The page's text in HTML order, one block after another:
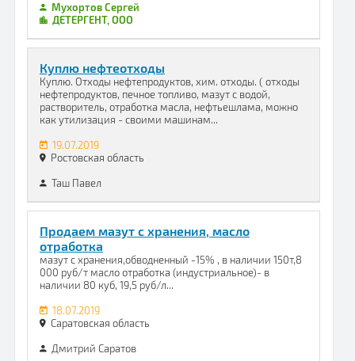
Мухортов Сергей
ДЕТЕРГЕНТ, ООО
Куплю нефтеотходы
Куплю. Отходы нефтепродуктов, хим. отходы. ( отходы
нефтепродуктов, печное топливо, мазут с водой,
растворитель, отработка масла, нефтьешлама, можно
как утилизация - своими машинам...
19.07.2019
Ростовская область
Таш Павел
Продаем мазут с хранения, масло
отработка
мазут с хранения,обводненный -15% , в наличии 150т,8
000 руб/т масло отработка (индустриальное)- в
наличии 80 куб, 19,5 руб/л...
18.07.2019
Саратовская область
Дмитрий Саратов